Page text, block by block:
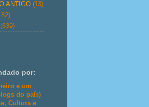
ANTIGO (13)
(639)
por:
e um
do país)
Cultura e